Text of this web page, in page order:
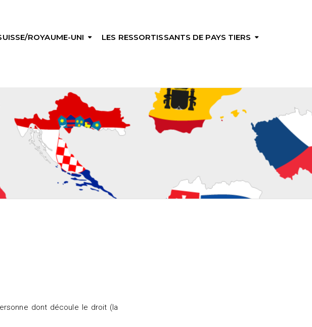
ROYAUME-UNI LES RESSORTISSANTS DE PAYS TIERS
dont découle le droit (la